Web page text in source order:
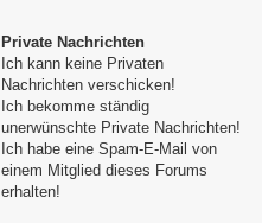
Private Nachrichten
Ich kann keine Privaten
Nachrichten verschicken!
Ich bekomme ständig
unerwünschte Private Nachrichten!
Ich habe eine Spam-E-Mail von
einem Mitglied dieses Forums
erhalten!